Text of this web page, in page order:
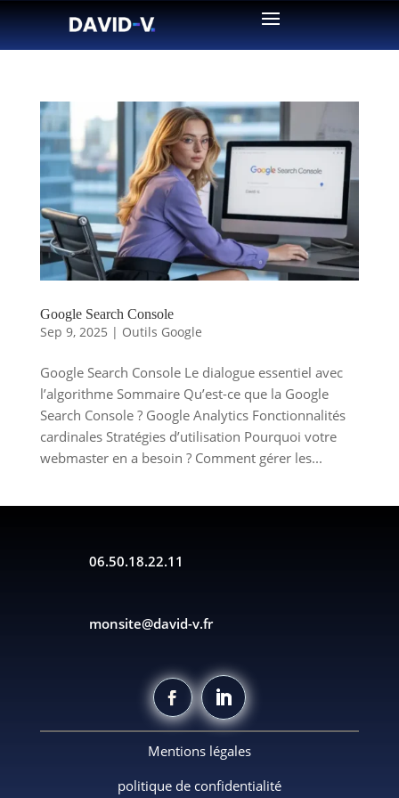
Google Search Console
Sep 9, 2025 | Outils Google
Google Search Console Le dialogue essentiel avec
l’algorithme Sommaire Qu’est-ce que la Google
Search Console ? Google Analytics Fonctionnalités
cardinales Stratégies d’utilisation Pourquoi votre
webmaster en a besoin ? Comment gérer les...
06.50.18.22.11
monsite@david-v.fr
Mentions légales
politique de confidentialité